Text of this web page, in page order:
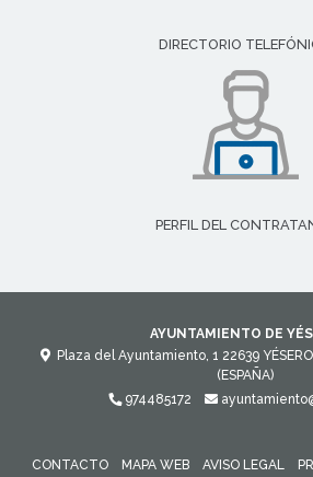
DIRECTORIO
PERFIL DEL
AYUNTAMIENTO DE
Plaza del Ayuntamiento, 1 22639
(ESPAÑA)
974485172
CONTACTO MAPA WEB AVISO LEGAL